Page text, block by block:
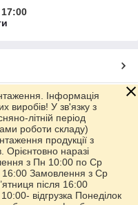
Інформація
виробів! У зв'язку з
літній період
роботи складу)
продукції з
Орієнтовно наразі
з Пн 10:00 по Ср
16:00 Замовлення з Ср
після 16:00
відгрузка Понеділок